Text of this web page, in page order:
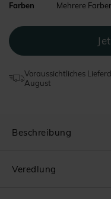
Farben Mehrere
Voraussichtliches
August
Beschreibung
Veredlung